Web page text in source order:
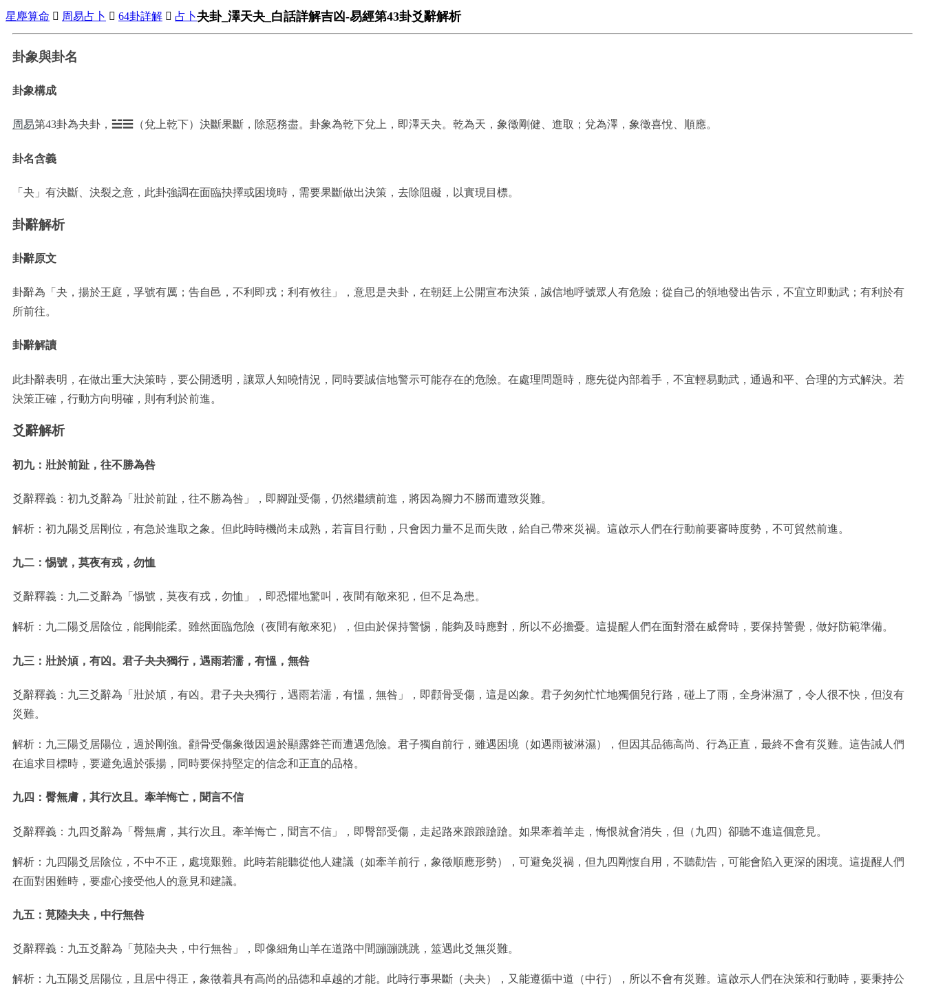
星塵算命  周易占卜  64卦詳解  占卜夬卦_澤天夬_白話詳解吉凶-易經第43卦爻辭解析
卦象與卦名
卦象構成
周易第43卦為夬卦，☱☰（兌上乾下）決斷果斷，除惡務盡。卦象為乾下兌上，即澤天夬。乾為天，象徵剛健、進取；兌為澤，象徵喜悅、順應。
卦名含義
「夬」有決斷、決裂之意，此卦強調在面臨抉擇或困境時，需要果斷做出決策，去除阻礙，以實現目標。
卦辭解析
卦辭原文
卦辭為「夬，揚於王庭，孚號有厲；告自邑，不利即戎；利有攸往」，意思是夬卦，在朝廷上公開宣布決策，誠信地呼號眾人有危險；從自己的領地發出告示，不宜立即動武；有利於有
所前往。
卦辭解讀
此卦辭表明，在做出重大決策時，要公開透明，讓眾人知曉情況，同時要誠信地警示可能存在的危險。在處理問題時，應先從內部着手，不宜輕易動武，通過和平、合理的方式解決。若
決策正確，行動方向明確，則有利於前進。
爻辭解析
初九：壯於前趾，往不勝為咎
爻辭釋義：初九爻辭為「壯於前趾，往不勝為咎」，即腳趾受傷，仍然繼續前進，將因為腳力不勝而遭致災難。
解析：初九陽爻居剛位，有急於進取之象。但此時時機尚未成熟，若盲目行動，只會因力量不足而失敗，給自己帶來災禍。這啟示人們在行動前要審時度勢，不可貿然前進。
九二：惕號，莫夜有戎，勿恤
爻辭釋義：九二爻辭為「惕號，莫夜有戎，勿恤」，即恐懼地驚叫，夜間有敵來犯，但不足為患。
解析：九二陽爻居陰位，能剛能柔。雖然面臨危險（夜間有敵來犯），但由於保持警惕，能夠及時應對，所以不必擔憂。這提醒人們在面對潛在威脅時，要保持警覺，做好防範準備。
九三：壯於頄，有凶。君子夬夬獨行，遇雨若濡，有慍，無咎
爻辭釋義：九三爻辭為「壯於頄，有凶。君子夬夬獨行，遇雨若濡，有慍，無咎」，即顴骨受傷，這是凶象。君子匆匆忙忙地獨個兒行路，碰上了雨，全身淋濕了，令人很不快，但沒有
災難。
解析：九三陽爻居陽位，過於剛強。顴骨受傷象徵因過於顯露鋒芒而遭遇危險。君子獨自前行，雖遇困境（如遇雨被淋濕），但因其品德高尚、行為正直，最終不會有災難。這告誡人們
在追求目標時，要避免過於張揚，同時要保持堅定的信念和正直的品格。
九四：臀無膚，其行次且。牽羊悔亡，聞言不信
爻辭釋義：九四爻辭為「臀無膚，其行次且。牽羊悔亡，聞言不信」，即臀部受傷，走起路來踉踉蹌蹌。如果牽着羊走，悔恨就會消失，但（九四）卻聽不進這個意見。
解析：九四陽爻居陰位，不中不正，處境艱難。此時若能聽從他人建議（如牽羊前行，象徵順應形勢），可避免災禍，但九四剛愎自用，不聽勸告，可能會陷入更深的困境。這提醒人們
在面對困難時，要虛心接受他人的意見和建議。
九五：莧陸夬夬，中行無咎
爻辭釋義：九五爻辭為「莧陸夬夬，中行無咎」，即像細角山羊在道路中間蹦蹦跳跳，筮遇此爻無災難。
解析：九五陽爻居陽位，且居中得正，象徵着具有高尚的品德和卓越的才能。此時行事果斷（夬夬），又能遵循中道（中行），所以不會有災難。這啟示人們在決策和行動時，要秉持公